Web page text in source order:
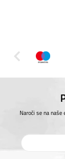
Naroči se na